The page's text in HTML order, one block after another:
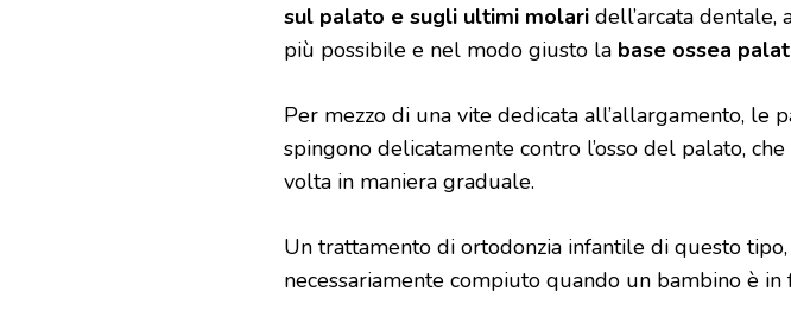
sul palato e sugli ultimi molari dell’arcata
più possibile e nel modo giusto la base ossea
Per mezzo di una vite dedicata all’allargamento, le
spingono delicatamente contro l’osso del palato,
volta in maniera graduale.
Un trattamento di ortodonzia infantile di questo
necessariamente compiuto quando un bambino è in